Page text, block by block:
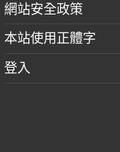
網站安全政策
本站使用正體字
登入